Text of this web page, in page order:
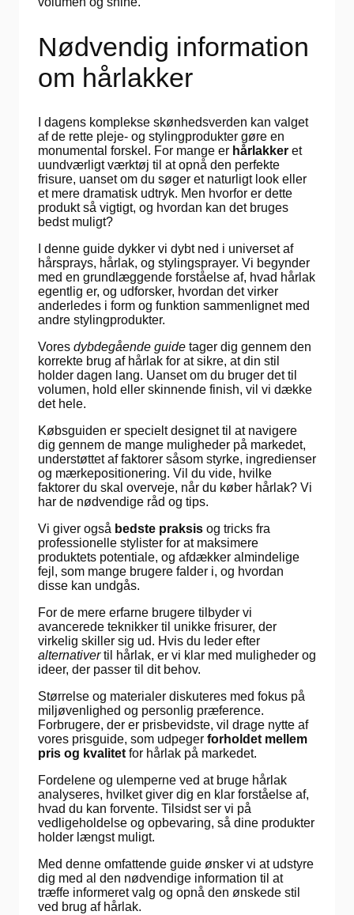
Nødvendig information
om hårlakker
I dagens komplekse skønhedsverden kan valget
af de rette pleje- og stylingprodukter gøre en
monumental forskel. For mange er hårlakker et
uundværligt værktøj til at opnå den perfekte
frisure, uanset om du søger et naturligt look eller
et mere dramatisk udtryk. Men hvorfor er dette
produkt så vigtigt, og hvordan kan det bruges
bedst muligt?
I denne guide dykker vi dybt ned i universet af
hårsprays, hårlak, og stylingsprayer. Vi begynder
med en grundlæggende forståelse af, hvad hårlak
egentlig er, og udforsker, hvordan det virker
anderledes i form og funktion sammenlignet med
andre stylingprodukter.
Vores dybdegående guide tager dig gennem den
korrekte brug af hårlak for at sikre, at din stil
holder dagen lang. Uanset om du bruger det til
volumen, hold eller skinnende finish, vil vi dække
det hele.
Købsguiden er specielt designet til at navigere
dig gennem de mange muligheder på markedet,
understøttet af faktorer såsom styrke, ingredienser
og mærkepositionering. Vil du vide, hvilke
faktorer du skal overveje, når du køber hårlak? Vi
har de nødvendige råd og tips.
Vi giver også bedste praksis og tricks fra
professionelle stylister for at maksimere
produktets potentiale, og afdækker almindelige
fejl, som mange brugere falder i, og hvordan
disse kan undgås.
For de mere erfarne brugere tilbyder vi
avancerede teknikker til unikke frisurer, der
virkelig skiller sig ud. Hvis du leder efter
alternativertil hårlak, er vi klar med muligheder og
ideer, der passer til dit behov.
Størrelse og materialer diskuteres med fokus på
miljøvenlighed og personlig præference.
Forbrugere, der er prisbevidste, vil drage nytte af
vores prisguide, som udpeger forholdet mellem
pris og kvalitet for hårlak på markedet.
Fordelene og ulemperne ved at bruge hårlak
analyseres, hvilket giver dig en klar forståelse af,
hvad du kan forvente. Tilsidst ser vi på
vedligeholdelse og opbevaring, så dine produkter
holder længst muligt.
Med denne omfattende guide ønsker vi at udstyre
dig med al den nødvendige information til at
træffe informeret valg og opnå den ønskede stil
ved brug af hårlak.